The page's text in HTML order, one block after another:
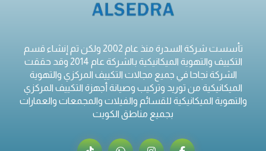
تأسست شركة السدرة منذ عام 2002 ولكن تم إنشاء قسم
التكييف والتهوية الميكانيكية بالشركة عام 2014 وقد حققت
الشركة نجاحا في جميع مجالات التكييف المركزي والتهوية
الميكانيكية من توريد وتركيب وصيانة أجهزة التكييف المركزي
والتهوية الميكانيكية للقسائم والفيلات والمجمعات والعمارات
بجميع مناطق الكويت